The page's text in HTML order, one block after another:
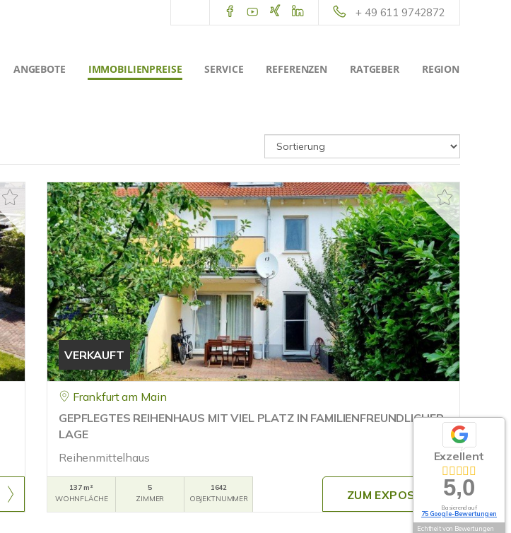
+ 49 611 9742872
ANGEBOTE IMMOBILIENPREISE SERVICE REFERENZEN RATGEBER REGION
VERKAUFT
Frankfurt am Main
GEPFLEGTES REIHENHAUS MIT VIEL PLATZ IN FAMILIENFREUNDLICHER
LAGE
Reihenmittelhaus
137 m²
WOHNFLÄCHE
5
ZIMMER
1642
OBJEKTNUMMER
ZUM EXPOSÉ
Exzellent
5,0
Basierend auf
75 Google-Bewertungen
Echtheit von Bewertungen